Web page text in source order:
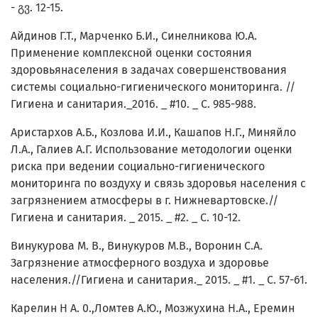
- გვ. 12-15.
Айдинов Г.Т., Марченко Б.И., Синелникова Ю.А.
Применение комплексной оценки состояния
здоровьянаселения в задачах совершенствования
системы социально-гигиенического мониторинга. //
Гигиена и санитария._2016. _ #10. _ С. 985-988.
Аристархов А.Б., Козлова И.И., Кашапов Н.Г., Миняйло
Л.А., Галиев А.Г. Использование методологии оценки
риска при ведении социально-гигиенического
мониторинга по воздуху и связь здоровья населения с
загрязнением атмосферы в г. Нижневартовске.//
Гигиена и санитария. _ 2015. _ #2. _ С. 10-12.
Винукурова М. В., Винукуров М.В., Воронин С.А.
Загрязнение атмосферного воздуха и здоровье
населения.//Гигиена и санитария._ 2015. _ #1. _ С. 57-61.
Карелин Н А. 0.,Ломтев А.Ю., Мозжухина Н.А., Еремин